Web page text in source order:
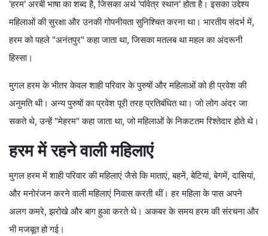
'हरम' अरबी भाषा का शब्द है, जिसका अर्थ 'पवित्र स्थान' होता है। इसका उद्देश्य
महिलाओं की सुरक्षा और उनकी गोपनीयता सुनिश्चित करना था। भारतीय संदर्भ में,
हरम को पहले "अनंतपुर" कहा जाता था, जिसका मतलब था महल का अंदरूनी
हिस्सा।
मुगल हरम के भीतर केवल शाही परिवार के पुरुषों और महिलाओं को ही प्रवेश की
अनुमति थी। अन्य पुरुषों का प्रवेश पूरी तरह प्रतिबंधित था। जो लोग अंदर जा
सकते थे, उन्हें "मेहरम" कहा जाता था, जो महिलाओं के निकटतम रिश्तेदार होते थे।
हरम में रहने वाली महिलाएं
मुगल हरम में शाही परिवार की महिलाएं जैसे कि माताएं, बहनें, बेटियां, बेगमें, दासियां,
और मनोरंजन करने वाली महिलाएं निवास करती थीं। हर महिला के पास अपने
अलग कमरे, झरोखे और बाग हुआ करते थे। अकबर के समय हरम की संरचना और
भी मजबूत हो गई।